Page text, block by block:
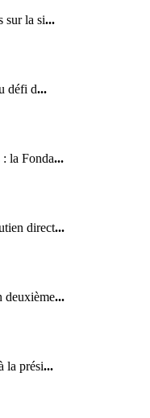
sur la si...
défi d...
la Fonda...
direct...
deuxième...
la prési...